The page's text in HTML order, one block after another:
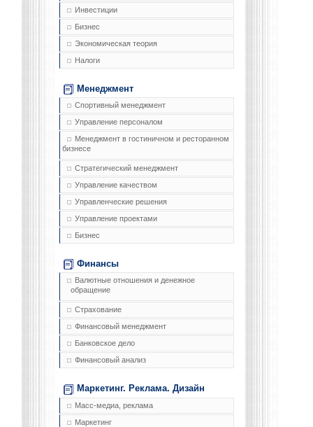
Инвестиции
Бизнес
Экономическая теория
Налоги
Менеджмент
Спортивный менеджмент
Управление персоналом
Менеджмент в гостиничном и ресторанном
бизнесе
Стратегический менеджмент
Управление качеством
Управленческие решения
Управление проектами
Бизнес
Финансы
Валютные отношения и денежное
обращение
Страхование
Финансовый менеджмент
Банковское дело
Финансовый анализ
Маркетинг. Реклама. Дизайн
Масс-медиа, реклама
Маркетинг